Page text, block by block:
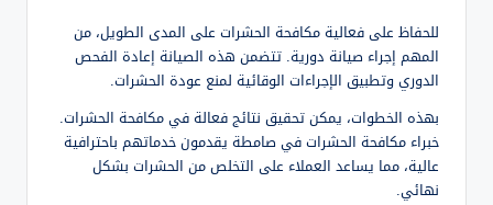
للحفاظ على فعالية مكافحة الحشرات على المدى الطويل، من
المهم إجراء صيانة دورية. تتضمن هذه الصيانة إعادة الفحص
الدوري وتطبيق الإجراءات الوقائية لمنع عودة الحشرات.
بهذه الخطوات، يمكن تحقيق نتائج فعالة في مكافحة الحشرات.
خبراء مكافحة الحشرات في صامطة يقدمون خدماتهم باحترافية
عالية، مما يساعد العملاء على التخلص من الحشرات بشكل
نهائي.